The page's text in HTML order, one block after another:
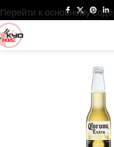
Перейти к основному